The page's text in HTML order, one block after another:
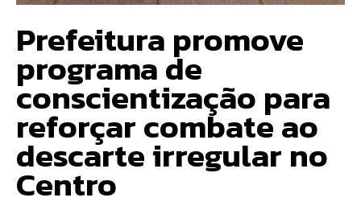
Prefeitura promove
programa de
conscientização para
reforçar combate ao
descarte irregular no
Centro